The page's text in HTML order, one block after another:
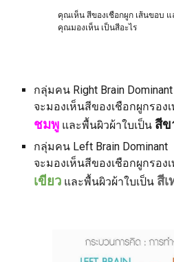
คุณเห็นสีของเชือกผูก เส้นขอบ
คุณมองเห็น เป็นสีอะไร
กลุ่มคน Right Brain Dominant
จะมองเห็นสีของเชือกผูกรอง
ชมพู และพื้นผิวผ้าใบเป็นสีข
กลุ่มคน Left Brain Dominant
จะมองเห็นสีของเชือกผูกรอง
เขียว และพื้นผิวผ้าใบเป็น สีเ